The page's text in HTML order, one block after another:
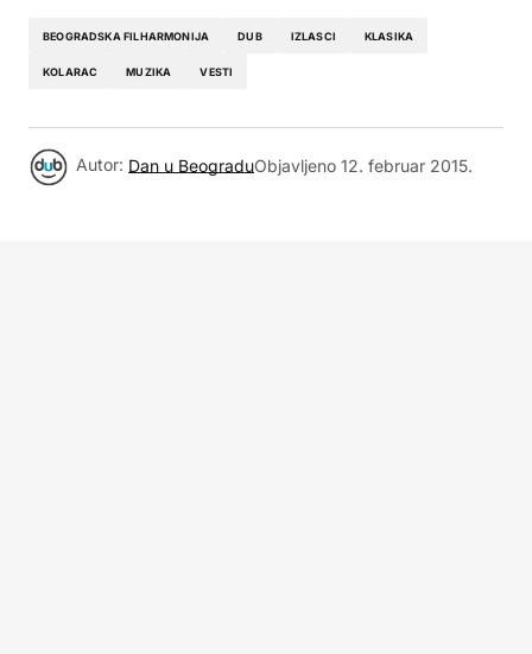
BEOGRADSKA FILHARMONIJA DUB IZLASCI KLASIKA
KOLARAC MUZIKA VESTI
Autor: Dan u BeograduObjavljeno 12. februar 2015.